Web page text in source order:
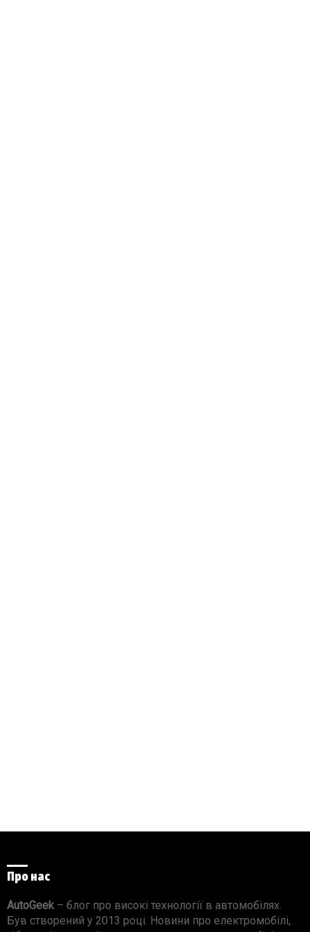
Про нас
AutoGeek– блог про високі технології в автомобілях.
Був створений у 2013 році. Новини про електромобілі,